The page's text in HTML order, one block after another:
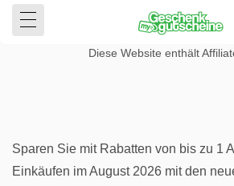
Diese Website enthält
Sparen Sie mit Rabatten von bis zu 1
Einkäufen im August 2026 mit den